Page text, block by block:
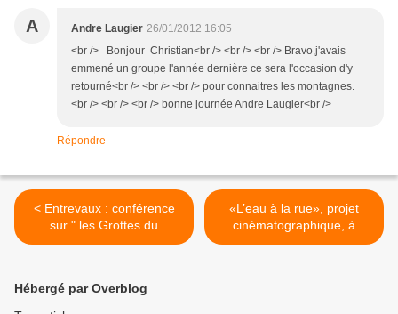
A Andre Laugier 26/01/2012 16:05
<br /> Bonjour Christian<br /> <br /> <br /> Bravo,j'avais
emmené un groupe l'année dernière ce sera l'occasion d'y
retourné<br /> <br /> <br /> pour connaitres les montagnes.
<br /> <br /> <br /> bonne journée Andre Laugier<br />
Répondre
< Entrevaux : conférence
sur " les Grottes du
chamois "
«L’eau à la rue», projet
cinématographique, à
Annot >
Hébergé par Overblog